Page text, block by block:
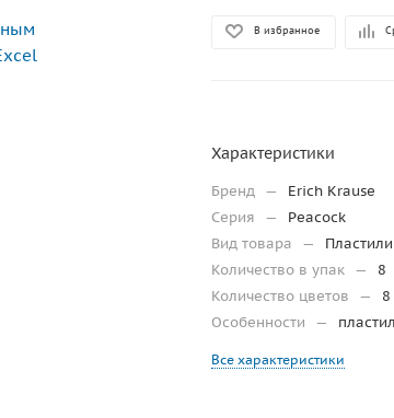
В избранное
Характеристики
Бренд —
Erich Krause
Серия
—
Peacock
Вид товара
—
Количество в упак —
8
Количество цветов
—
8
Особенности
—
Все характеристики